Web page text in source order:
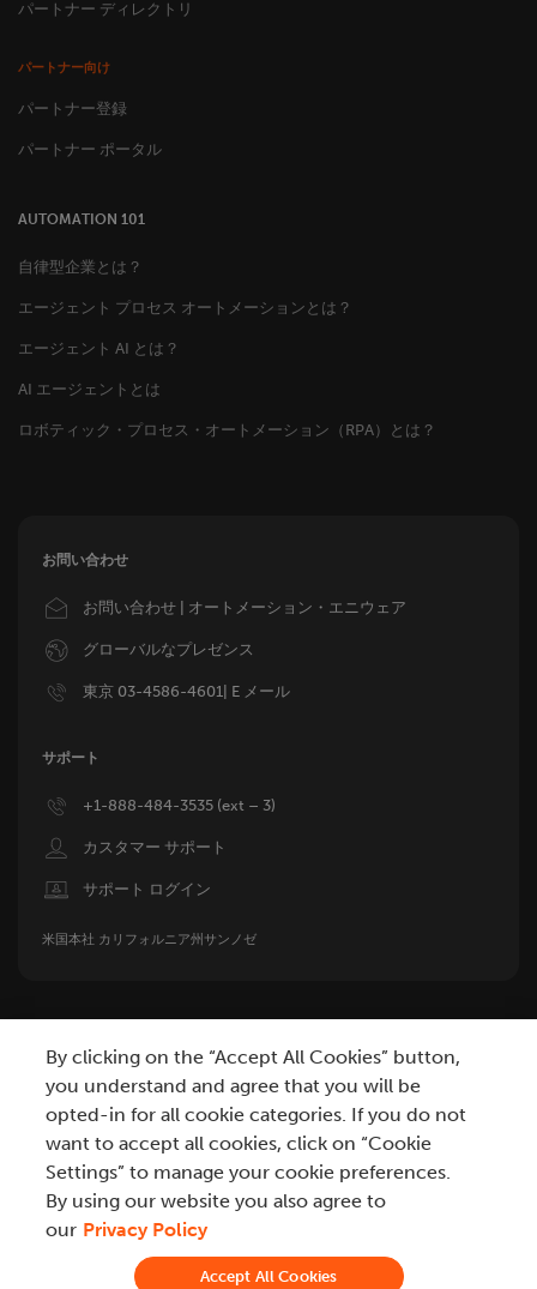
パートナー ディレクトリ
パートナー向け
パートナー登録
パートナー ポータル
AUTOMATION 101
自律型企業とは？
エージェント プロセス オートメーションとは？
エージェント AI とは？
AI エージェントとは
ロボティック・プロセス・オートメーション（RPA）とは？
お問い合わせ
Imageお問い合わせ | オートメーション・エニウェア
Imageグローバルなプレゼンス
Image東京 03-4586-4601| E メール
サポート
Image +1-888-484-3535 (ext – 3)
Imageカスタマー サポート
Imageサポート ログイン
米国本社 カリフォルニア州サンノゼ
プライバシー 個人情報の販売拒否 Modern Slavery Statement
利用規約 認定レポート 脆弱性に関する情報開示方針
用語集
By clicking on the “Accept All Cookies” button,
you understand and agree that you will be
opted-in for all cookie categories. If you do not
want to accept all cookies, click on “Cookie
Settings” to manage your cookie preferences.
By using our website you also agree to
our Privacy Policy
Accept All Cookies